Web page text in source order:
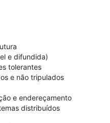
e difundida)
tolerantes
e não tripulados
e endereçamento
distribuídos